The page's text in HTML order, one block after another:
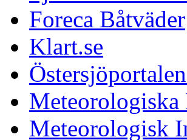
Foreca Båtväder
Klart.se
Meteorologisk